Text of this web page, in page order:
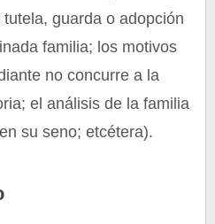
guarda o adopción
familia; los motivos
no concurre a la
el análisis de la familia
su seno; etcétera).